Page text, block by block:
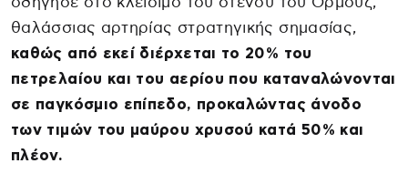
θαλάσσιας αρτηρίας στρατηγικής σημασίας,
καθώς από εκεί διέρχεται το 20% του
πετρελαίου και του αερίου που καταναλώνονται
σε παγκόσμιο επίπεδο, προκαλώντας άνοδο
των τιμών του μαύρου χρυσού κατά 50% και
πλέον.